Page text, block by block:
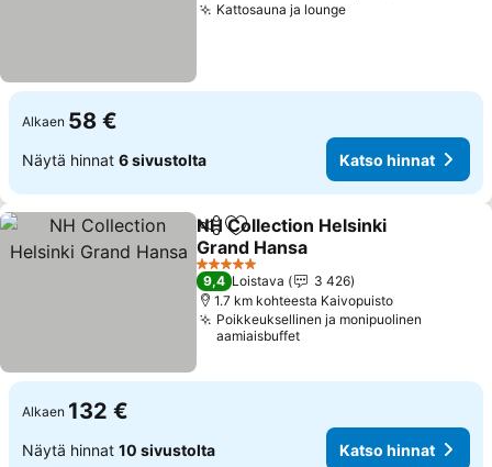
Kattosauna ja lounge
Alkaen 58 €
Näytä hinnat 6 sivustolta Katso hinnat
Jaa Lisää suosikkeihin
NH Collection Helsinki
Grand Hansa
5 Tähtiluokitus
9,4 Loistava
3 426
1.7 km kohteesta Kaivopuisto
Poikkeuksellinen ja monipuolinen
aamiaisbuffet
Alkaen 132 €
Näytä hinnat 10 sivustolta Katso hinnat